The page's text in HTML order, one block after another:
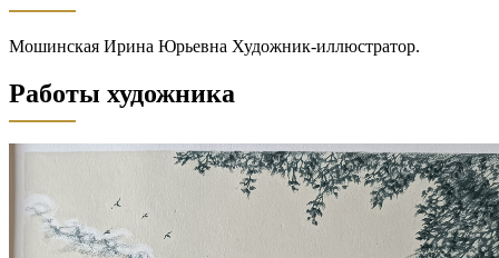
Мошинская Ирина Юрьевна Художник-иллюстратор.
Работы художника